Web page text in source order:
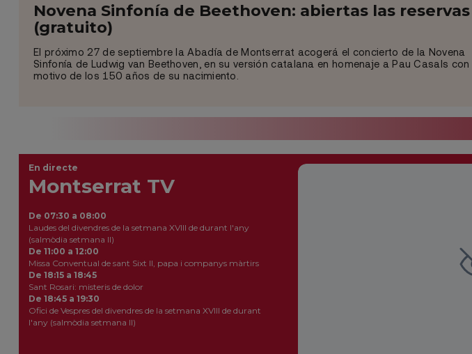
Novena Sinfonía de Beethoven: abiertas las reservas
(gratuito)
El próximo 27 de septiembre la Abadía de Montserrat acogerá el concierto de la Novena
Sinfonía de Ludwig van Beethoven, en su versión catalana en homenaje a Pau Casals con
motivo de los 150 años de su nacimiento.
En directe
Montserrat TV
De 07:30 a 08:00
Laudes del divendres de la setmana XVIII de durant l'any
(salmòdia setmana II)
De 11:00 a 12:00
Missa Conventual de sant Sixt II, papa i companys màrtirs
De 18:15 a 18:45
Sant Rosari: misteris de dolor
De 18:45 a 19:30
Ofici de Vespres del divendres de la setmana XVIII de durant
l'any (salmòdia setmana II)